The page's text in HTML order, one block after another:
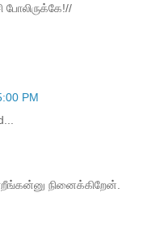
போலிருக்கே!//
PM
நினைக்கிறேன்.